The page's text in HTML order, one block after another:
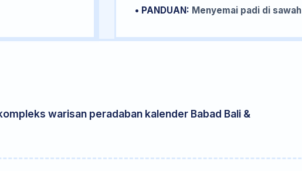
• PANDUAN: Menyemai padi di sawah
warisan peradaban kalender Babad Bali &